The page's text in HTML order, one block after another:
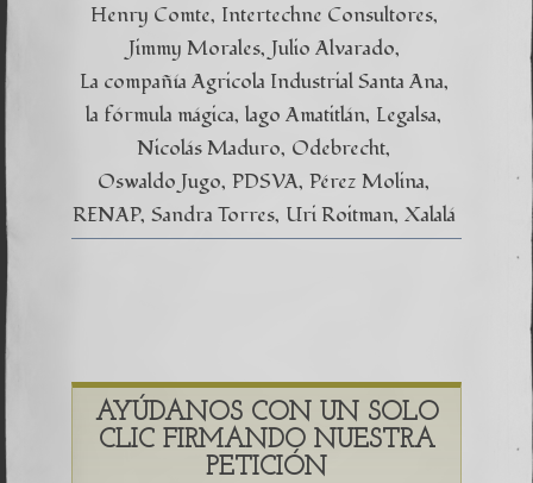
Henry Comte Intertechne Consultores
Jimmy Morales Julio Alvarado
La compañía Agricola Industrial Santa Ana
la fórmula mágica lago Amatitlán Legalsa
Nicolás Maduro Odebrecht
Oswaldo Jugo PDSVA Pérez Molina
RENAP Sandra Torres Uri Roitman Xalalá
AYÚDANOS CON UN SOLO
CLIC FIRMANDO NUESTRA
PETICIÓN